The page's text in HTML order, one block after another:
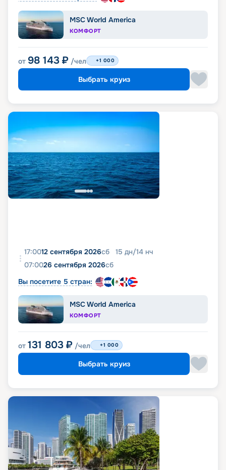
MSC World America
КОМФОРТ
от 98 143 ₽ /чел +1 000
Выбрать круиз
17:0012 сентября 2026сб 15 дн/14 нч
07:0026 сентября 2026сб
Вы посетите 5 стран:
MSC World America
КОМФОРТ
от 131 803 ₽ /чел +1 000
Выбрать круиз